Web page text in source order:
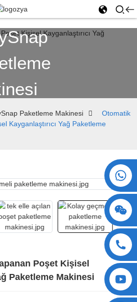
Paketleme Makinesi
Otomatik
Kayganlaştırıcı Yağ Paketleme
Poşet Kişisel
Paketleme Makinesi